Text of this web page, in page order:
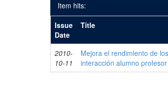
Item hits:
Issue
Date
Title
2010-
10-11
Mejora el rendimiento de
interacción alumno profesor